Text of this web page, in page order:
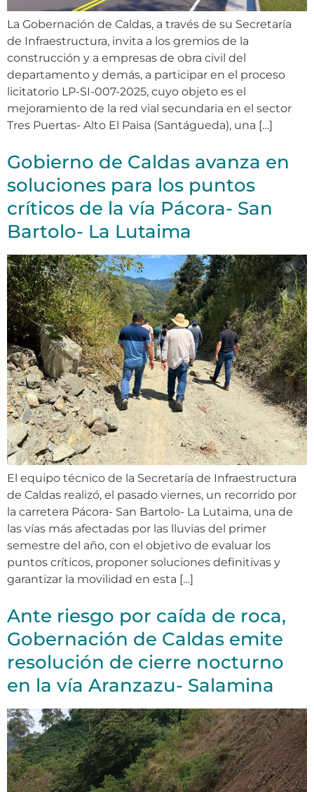
La Gobernación de Caldas, a través de su Secretaría
de Infraestructura, invita a los gremios de la
construcción y a empresas de obra civil del
departamento y demás, a participar en el proceso
licitatorio LP-SI-007-2025, cuyo objeto es el
mejoramiento de la red vial secundaria en el sector
Tres Puertas- Alto El Paisa (Santágueda), una […]
Gobierno de Caldas avanza en
soluciones para los puntos
críticos de la vía Pácora- San
Bartolo- La Lutaima
El equipo técnico de la Secretaría de Infraestructura
de Caldas realizó, el pasado viernes, un recorrido por
la carretera Pácora- San Bartolo- La Lutaima, una de
las vías más afectadas por las lluvias del primer
semestre del año, con el objetivo de evaluar los
puntos críticos, proponer soluciones definitivas y
garantizar la movilidad en esta […]
Ante riesgo por caída de roca,
Gobernación de Caldas emite
resolución de cierre nocturno
en la vía Aranzazu- Salamina